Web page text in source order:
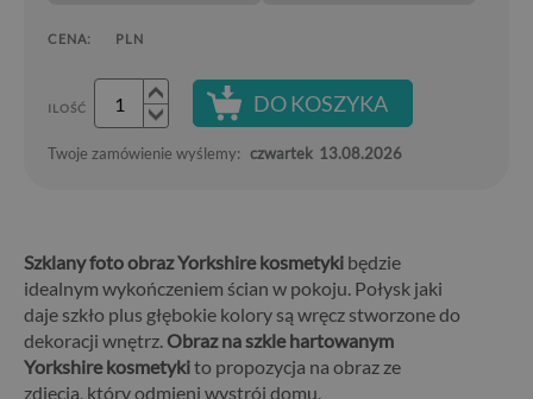
CENA: PLN
ILOŚĆ DO KOSZYKA
Twoje zamówienie wyślemy: czwartek 13.08.2026
Szklany foto obraz Yorkshire kosmetyki będzie
idealnym wykończeniem ścian w pokoju. Połysk jaki
daje szkło plus głębokie kolory są wręcz stworzone do
dekoracji wnętrz. Obraz na szkle hartowanym
Yorkshire kosmetykito propozycja na obraz ze
zdjęcia, który odmieni wystrój domu.